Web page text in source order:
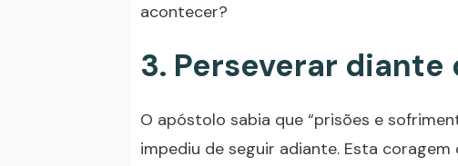
acontecer?
3. Perseverar
O apóstolo sabia que “prisões e
impediu de seguir adiante. Esta